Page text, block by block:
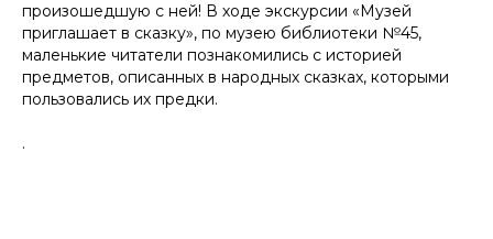
произошедшую с ней! В ходе экскурсии «Музей
приглашает в сказку», по музею библиотеки №45,
маленькие читатели познакомились с историей
предметов, описанных в народных сказках, которыми
пользовались их предки.
.